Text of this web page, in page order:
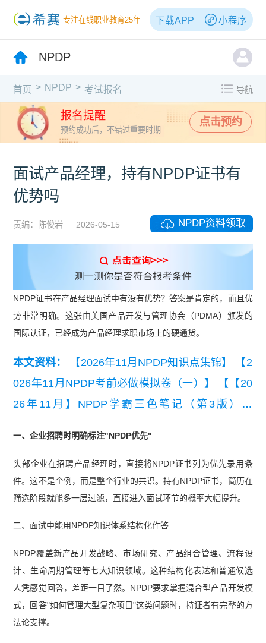
专注在线职业教育25年 下载APP 小程序
NPDP
首页 > NPDP > 考试报名 导航
报名提醒
预约成功后，不错过重要时期
点击预约
面试产品经理，持有NPDP证书有
优势吗
责编：陈俊岩 2026-05-15 NPDP资料领取
NPDP证书在产品经理面试中有没有优势？答案是肯定的，而且优
势非常明确。这张由美国产品开发与管理协会（PDMA）颁发的
国际认证，已经成为产品经理求职市场上的硬通货。
本文资料： 【2026年11月NPDP知识点集锦】
【2
026年11月NPDP考前必做模拟卷（一）】
【【20
26年11月】NPDP学霸三色笔记（第3版）】
一、企业招聘时明确标注"NPDP优先"
头部企业在招聘产品经理时，直接将NPDP证书列为优先录用条
件。这不是个例，而是整个行业的共识。持有NPDP证书，简历在
筛选阶段就能多一层过滤，直接进入面试环节的概率大幅提升。
二、面试中能用NPDP知识体系结构化作答
NPDP覆盖新产品开发战略、市场研究、产品组合管理、流程设
计、生命周期管理等七大知识领域。这种结构化表达和普通候选
人凭感觉回答，差距一目了然。NPDP要求掌握混合型产品开发模
式，回答"如何管理大型复杂项目"这类问题时，持证者有完整的方
法论支撑。